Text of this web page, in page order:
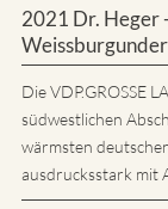
2021 Dr. Heger
Weissburgunder
Die VDP.GROSSE
südwestlichen
wärmsten
ausdrucksstark mit